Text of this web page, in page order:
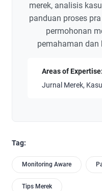
merek, analisis
panduan proses
permohonan
pemahaman dan
Areas of Expertise:
Jurnal Merek,
Tag:
Monitoring Aware
Tips Merek